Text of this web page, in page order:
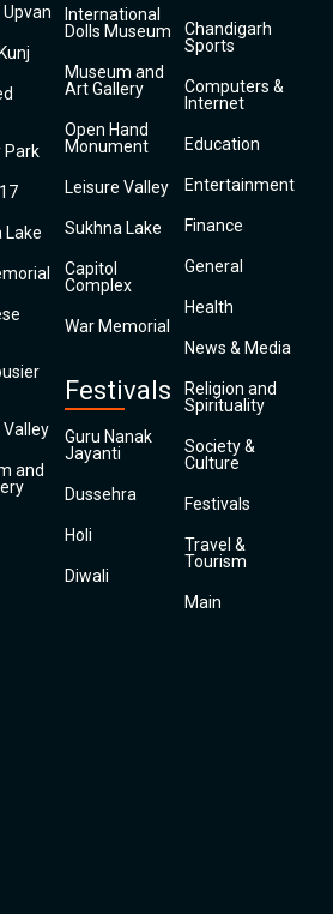
Park
Lake
Valley
and
International
Dolls Museum
Museum and
Art Gallery
Open Hand
Monument
Leisure Valley
Sukhna Lake
Capitol
Complex
War Memorial
Festivals
Guru Nanak
Jayanti
Dussehra
Holi
Diwali
Chandigarh
Sports
Computers &
Internet
Education
Entertainment
Finance
General
Health
News & Media
Religion and
Spirituality
Society &
Culture
Festivals
Travel &
Tourism
Main